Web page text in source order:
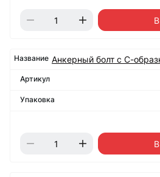
Анкерный болт с С-